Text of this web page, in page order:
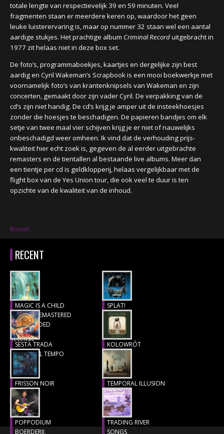
totale lengte van respectievelijk 39 en 59 minuten. Veel
fragmenten staan er meerdere keren op, waardoor het geen
leuke luisterervaring is, maar op nummer 32 staan wel een aantal
aardige stukjes. Het prachtige album Criminal Recorduitgebracht in
1977 zit helaas niet in deze box set.
De foto’s, programmaboekjes, kaartjes en dergelijke zijn best
aardig en Cyril Wakeman’s Scrapbook is een mooi boekwerkje met
voornamelijk foto’s van krantenknipsels van Wakeman en zijn
concerten, gemaakt door zijn vader Cyril. De verpakking van de
cd’s zijn niet handig. De cd’s krijg je amper uit de insteekhoesjes
zonder die hoesjes te beschadigen. De papieren bandjes om elk
setje van twee maal vier schijven krijg je er niet of nauwelijks
onbeschadigd weer omheen. Ik vind dat de verhouding prijs-
kwaliteit hier echt zoek is, gegeven de al eerder uitgebrachte
remasters en de tientallen al bestaande live albums. Meer dan
een tientje per cd is geldklopperij, helaas vergelijkbaar met de
flight box van de Yes Union tour, die ook veel te duur is ten
opzichte van de kwaliteit van de inhoud.
Boxset
RECENT
MAGIC IS A CHILD
(1977), REMASTERED
& EXTENDED
Recensie
SPLAT!
Recensie
SESTA TRADA
LUNGO IL TEMPO
Recensie
KOLOWRÓT
Recensie
FRISSON NOIR
Recensie
TEMPORAL ILLUSION
Recensie
POPPODIUM
BOERDERIJ,
TRADING RIVER
SONGS